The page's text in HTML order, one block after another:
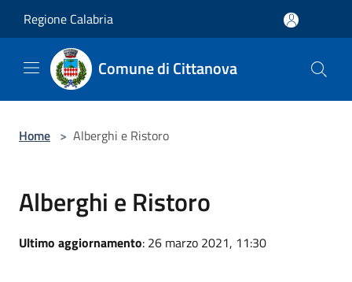
Regione Calabria
Comune di Cittanova
Home > Alberghi e Ristoro
Alberghi e Ristoro
Ultimo aggiornamento: 26 marzo 2021, 11:30